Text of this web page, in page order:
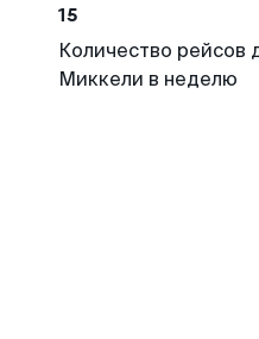
15
Количество рейсов
Миккели в неделю